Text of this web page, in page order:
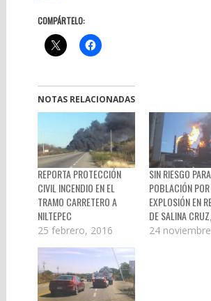
COMPÁRTELO:
NOTAS RELACIONADAS
REPORTA PROTECCIÓN
CIVIL INCENDIO EN EL
TRAMO CARRETERO A
NILTEPEC
25 febrero, 2016
SIN RIESGO
POBLACIÓN POR
EXPLOSIÓN EN
DE SALINA
24